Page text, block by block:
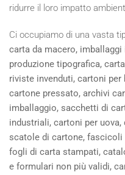
ridurre il loro impatto
Ci occupiamo di una vasta
carta da macero,
produzione tipografica,
riviste invenduti, cartoni
cartone pressato, archivi
imballaggio, sacchetti di
industriali, cartoni per
scatole di cartone,
fogli di carta stampati,
e formulari non più validi,